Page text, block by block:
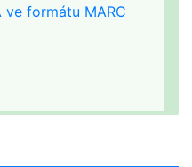
ve formátu MARC